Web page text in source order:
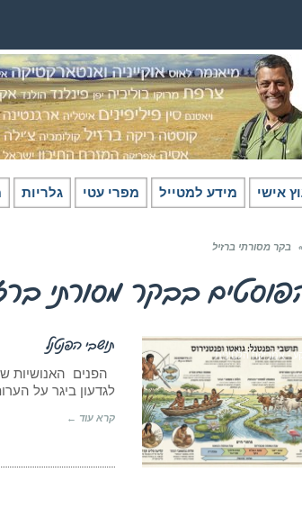
אישי מידע למטייל מפרי עטי גלריות
» בקר מסורתי ברזיל
בבקר מסורתי
- אמריקה הלטינית
תושבי הפנטנל
לגדעון ביגר על
קרא עוד ←